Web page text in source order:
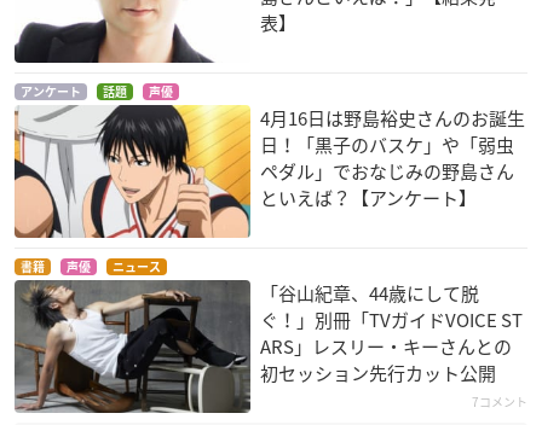
表】
アンケート 話題 声優
4月16日は野島裕史さんのお誕生
日！「黒子のバスケ」や「弱虫
ペダル」でおなじみの野島さん
といえば？【アンケート】
書籍 声優 ニュース
「谷山紀章、44歳にして脱
ぐ！」別冊「TVガイドVOICE ST
ARS」レスリー・キーさんとの
初セッション先行カット公開
7コメント